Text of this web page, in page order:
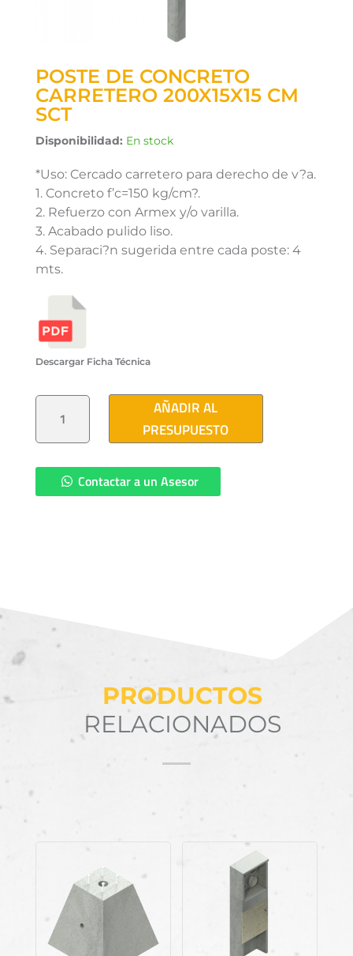
POSTE DE CONCRETO
CARRETERO 200X15X15 CM
SCT
Disponibilidad: En stock
*Uso: Cercado carretero para derecho de v?a.
1. Concreto f’c=150 kg/cm?.
2. Refuerzo con Armex y/o varilla.
3. Acabado pulido liso.
4. Separaci?n sugerida entre cada poste: 4
mts.
Descargar Ficha Técnica
POSTE
CONCRETO
200X15X15
SCT
CANTIDAD
AÑADIR AL
PRESUPUESTO
Contactar a un Asesor
PRODUCTOS
RELACIONADOS